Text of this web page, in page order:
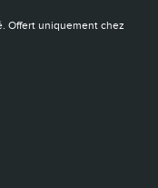
Offert uniquement chez